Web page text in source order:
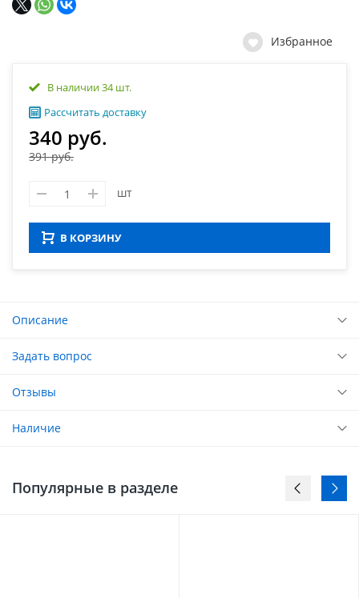
Избранное
В наличии 34 шт.
Рассчитать доставку
340 руб.
391 руб.
шт
В КОРЗИНУ
Описание
Задать вопрос
Отзывы
Наличие
Популярные в разделе